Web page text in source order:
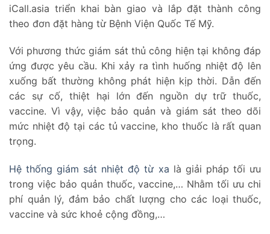
iCall.asia triển khai bàn giao và lắp đặt thành công
theo đơn đặt hàng từ Bệnh Viện Quốc Tế Mỹ.
Với phương thức giám sát thủ công hiện tại không đáp
ứng được yêu cầu. Khi xảy ra tình huống nhiệt độ lên
xuống bất thường không phát hiện kịp thời. Dẫn đến
các sự cố, thiệt hại lớn đến nguồn dự trữ thuốc,
vaccine. Vì vậy, việc bảo quản và giám sát theo dõi
mức nhiệt độ tại các tủ vaccine, kho thuốc là rất quan
trọng.
Hệ thống giám sát nhiệt độ từ xa là giải pháp tối ưu
trong việc bảo quản thuốc, vaccine,… Nhằm tối ưu chi
phí quản lý, đảm bảo chất lượng cho các loại thuốc,
vaccine và sức khoẻ cộng đồng,…